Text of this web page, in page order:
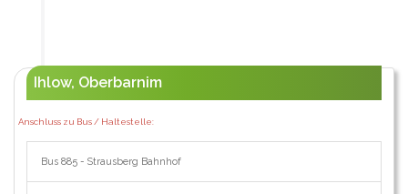
Ihlow, Oberbarnim
Anschluss zu Bus / Haltestelle:
Bus 885 - Strausberg Bahnhof